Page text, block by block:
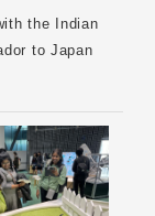
the Indian
to Japan